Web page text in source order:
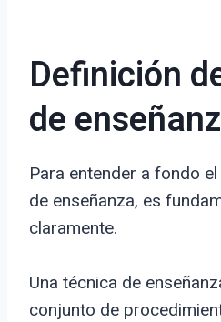
Definición
de
Para entender a fondo
de enseñanza, es
claramente.
Una técnica de
conjunto de